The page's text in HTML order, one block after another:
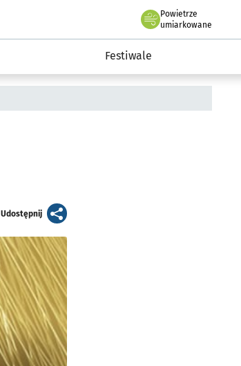
Powietrze
we Wrocławiu
umiarkowane
Festiwale
Udostępnijartykuł